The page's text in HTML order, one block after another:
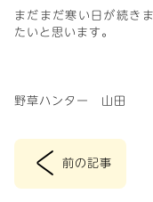
まだまだ寒い日が続き
たいと思います。
野草ハンター 山田
< 前の記事